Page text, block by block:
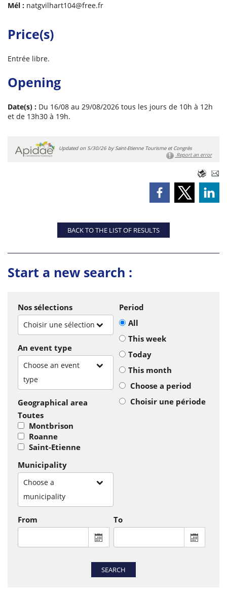
Mél : natgvilhart104@free.fr
Price(s)
Entrée libre.
Opening
Date(s) : Du 16/08 au 29/08/2026 tous les jours de 10h à 12h
et de 13h30 à 19h.
Updated on 5/30/26 by Saint-Etienne Tourisme et Congrès
Report an error
BACK TO THE LIST OF RESULTS
Start a new search :
Nos sélections
Choisir une sélection
An event type
Choose an event
type
Geographical area
Toutes
Montbrison
Roanne
Saint-Etienne
Municipality
Choose a
municipality
Period
All
This week
Today
This month
Choose a period
Choisir une période
From
From : display the calendar to
To
To :
SEARCH